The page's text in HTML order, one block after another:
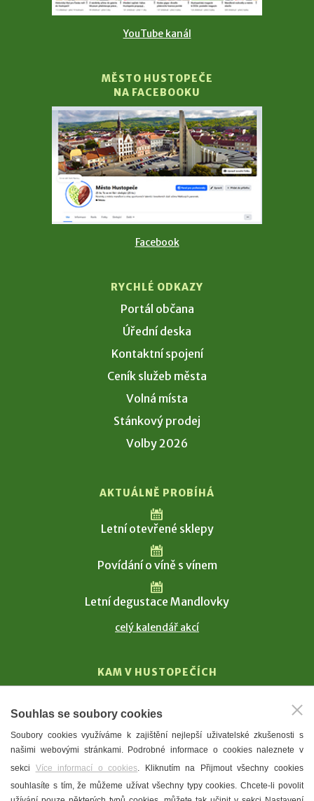
YouTube kanál
MĚSTO HUSTOPEČE
NA FACEBOOKU
Facebook
RYCHLÉ ODKAZY
Portál občana
Úřední deska
Kontaktní spojení
Ceník služeb města
Volná místa
Stánkový prodej
Volby 2026
AKTUÁLNĚ PROBÍHÁ
Letní otevřené sklepy
Povídání o víně s vínem
Letní degustace Mandlovky
celý kalendář akcí
KAM V HUSTOPEČÍCH
T. G. Masaryk
Mandloně
Ubytování
Restaurace
Souhlas se soubory cookies
Soubory cookies využíváme k zajištění nejlepší uživatelské zkušenosti s
našimi webovými stránkami. Podrobné informace o cookies naleznete v
sekci Více informací o cookies. Kliknutím na Přijmout všechny cookies
souhlasíte s tím, že můžeme užívat všechny typy cookies. Chcete-li povolit